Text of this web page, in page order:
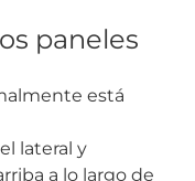
paneles
está
lateral y
a lo largo de